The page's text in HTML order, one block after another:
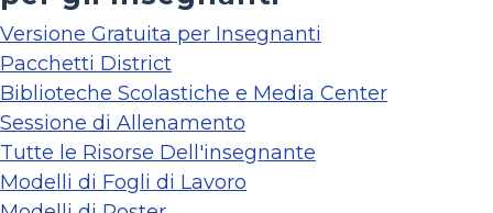
Versione Gratuita per Insegnanti
Pacchetti District
Biblioteche Scolastiche e Media Center
Sessione di Allenamento
Tutte le Risorse Dell'insegnante
Modelli di Fogli di Lavoro